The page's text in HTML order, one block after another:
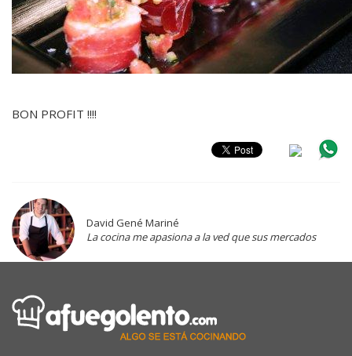
BON PROFIT !!!!
David Gené Mariné
La cocina me apasiona a la ved que sus mercados